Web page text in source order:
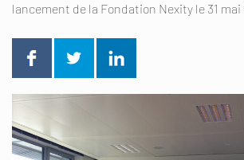
lancement de la Fondation Nexity le 31 mai